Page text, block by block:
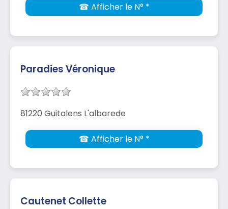
☎ Afficher le N° *
Paradies Véronique
81220 Guitalens L'albarede
☎ Afficher le N° *
Cautenet Collette